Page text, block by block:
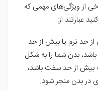
از ویژگی‌های مهمی که
عبارتند از:
حد نرم یا بیش از حد
بدن شما را به شکل
بیش از حد سفت باشد،
در بدن منجر شود.